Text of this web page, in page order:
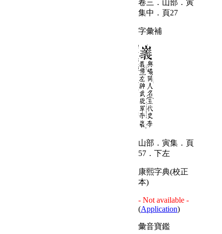
卷三．山部．寅
集中．頁27
字彙補
山部．寅集．頁
57．下左
康熙字典(校正
本)
- Not available -
(Application)
彙音寶鑑